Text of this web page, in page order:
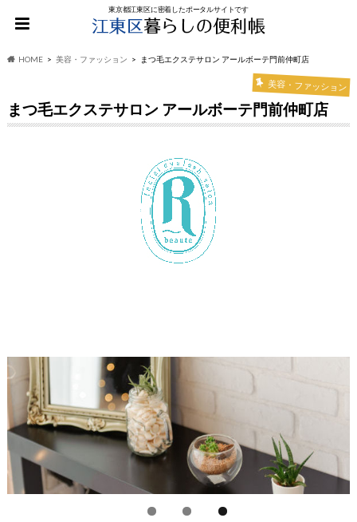
東京都江東区に密着したポータルサイトです
HOME 美容・ファッション まつ毛エクステサロン アールボーテ門前仲町店
美容・ファッション
まつ毛エクステサロン アールボーテ門前仲町店